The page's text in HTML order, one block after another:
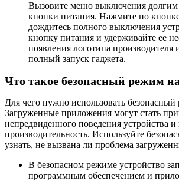
Вызовите меню выключения
кнопки питания. Нажмите по
дождитесь полного выключения
кнопку питания и удерживайте ее
появления логотипа производителя
полный запуск гаджета.
Что такое безопасный режим
Для чего нужно использовать
Загруженные приложения могут стать
непредвиденного поведения устройства и
производительность. Используйте
узнать, не вызвана ли проблема
В безопасном режиме устройство
программным обеспечением и